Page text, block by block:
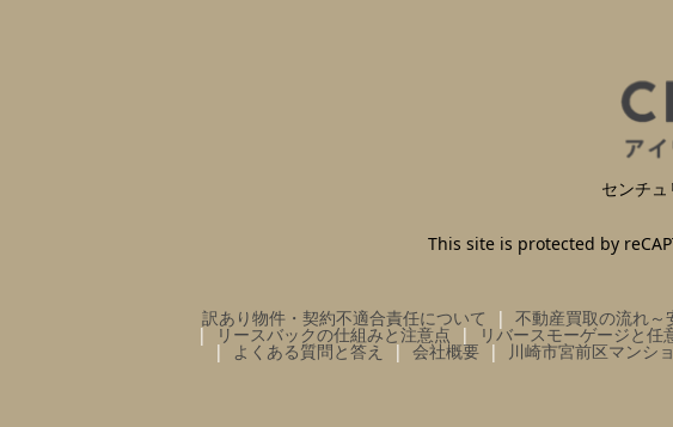
センチュ
This site is protected by
訳あり物件・契約不適合責任について 不動産買取の流れ～
リースバックの仕組みと注意点 リバースモーゲージと任
よくある質問と答え 会社概要 川崎市宮前区マンシ